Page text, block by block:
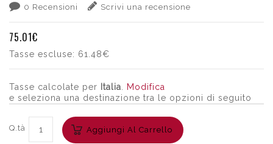
0 Recensioni Scrivi una recensione
75.01€
Tasse escluse: 61.48€
Tasse calcolate per Italia
Modifica
e seleziona una destinazione tra le opzioni di seguito
Q.tà Aggiungi Al Carrello